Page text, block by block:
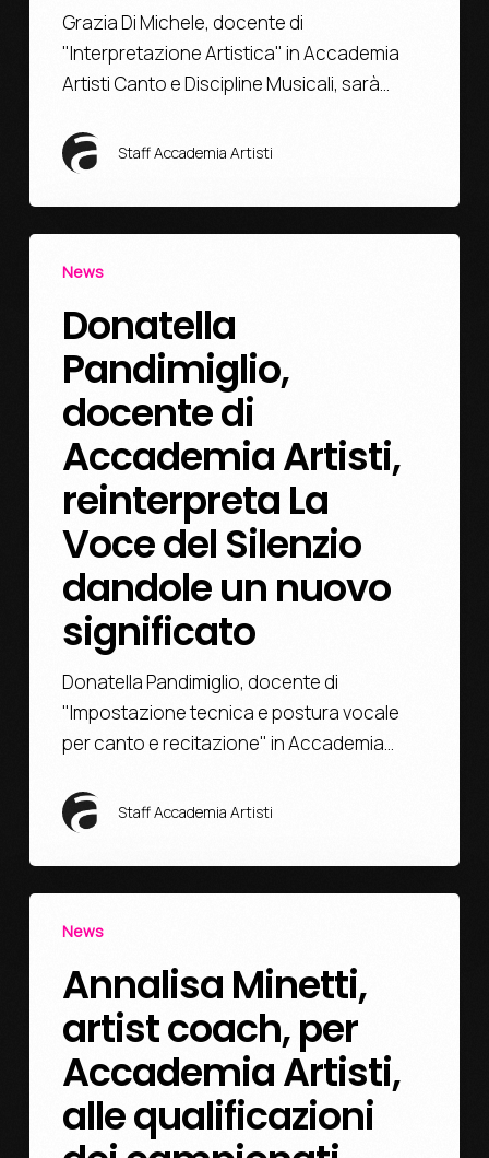
Grazia Di Michele, docente di
"Interpretazione Artistica" in Accademia
Artisti Canto e Discipline Musicali, sarà…
Staff Accademia Artisti
News
Donatella
Pandimiglio,
docente di
Accademia Artisti,
reinterpreta La
Voce del Silenzio
dandole un nuovo
significato
Donatella Pandimiglio, docente di
"Impostazione tecnica e postura vocale
per canto e recitazione" in Accademia…
Staff Accademia Artisti
News
Annalisa Minetti,
artist coach, per
Accademia Artisti,
alle qualificazioni